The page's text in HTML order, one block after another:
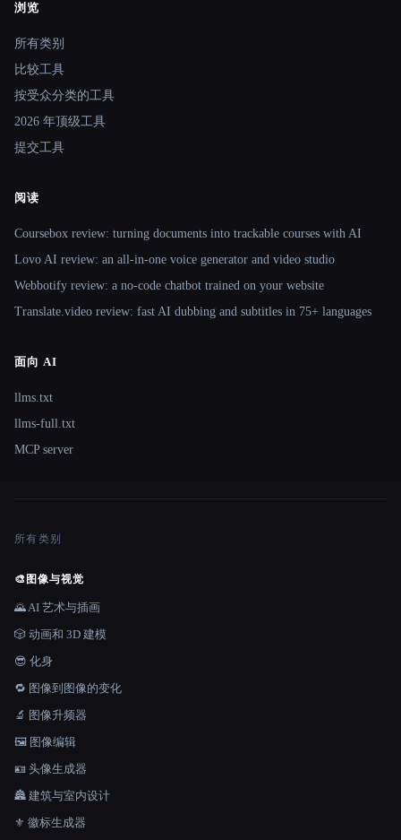
Site navigation
浏览
所有类别
比较工具
按受众分类的工具
2026 年顶级工具
提交工具
阅读
Coursebox review: turning documents into trackable courses with AI
Lovo AI review: an all-in-one voice generator and video studio
Webbotify review: a no-code chatbot trained on your website
Translate.video review: fast AI dubbing and subtitles in 75+ languages
面向 AI
llms.txt
llms-full.txt
MCP server
所有类别
🎨 图像与视觉
🌄 AI 艺术与插画
🎲 动画和 3D 建模
😎 化身
🔁 图像到图像的变化
🔬 图像升频器
🖼️ 图像编辑
🪪 头像生成器
🏯 建筑与室内设计
⚜️ 徽标生成器